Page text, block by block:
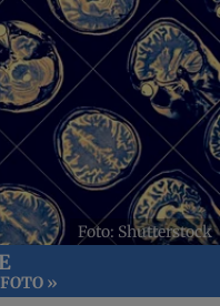
Foto: Shutterstock
»